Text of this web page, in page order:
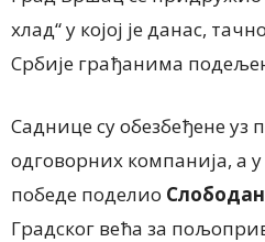
хлад“ у којој је данас,
Србије грађанима
Саднице су обезбеђене
одговорних компанија, а
победе поделио
Градског већа за